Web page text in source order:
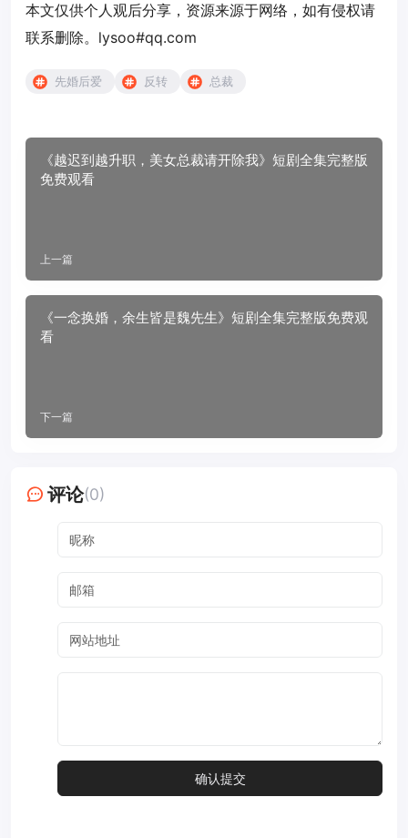
本文仅供个人观后分享，资源来源于网络，如有侵权请
联系删除。lysoo#qq.com
先婚后爱 反转 总裁
《越迟到越升职，美女总裁请开除我》短剧全集完整版
免费观看
上一篇
《一念换婚，余生皆是魏先生》短剧全集完整版免费观
看
下一篇
评论(0)